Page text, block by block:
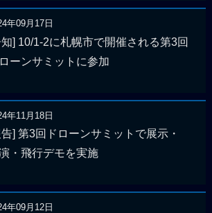
年09月17日
知] 10/1-2に札幌市で開催される第3回
ーンサミットに参加
年11月18日
告] 第3回ドローンサミットで展示・
・飛行デモを実施
年09月12日